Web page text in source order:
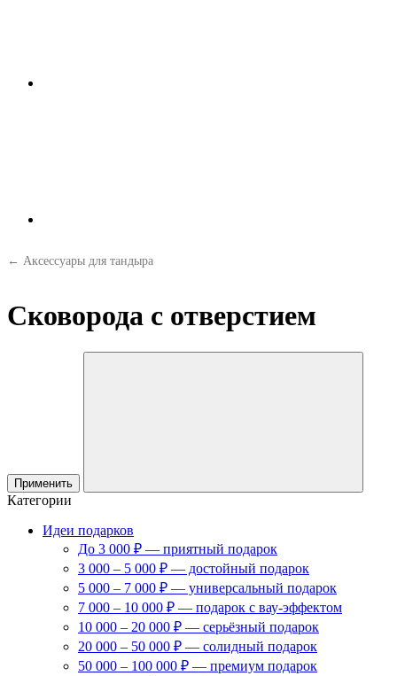
← Аксессуары для тандыра
Сковорода с отверстием
Применить
Категории
Идеи подарков
До 3 000 ₽ — приятный подарок
3 000 – 5 000 ₽ — достойный подарок
5 000 – 7 000 ₽ — универсальный подарок
7 000 – 10 000 ₽ — подарок с вау-эффектом
10 000 – 20 000 ₽ — серьёзный подарок
20 000 – 50 000 ₽ — солидный подарок
50 000 – 100 000 ₽ — премиум подарок